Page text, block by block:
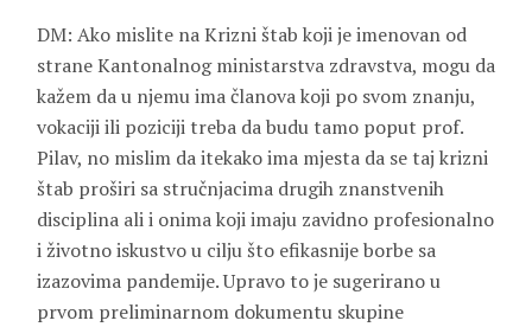
DM: Ako mislite na Krizni štab koji je imenovan od
strane Kantonalnog ministarstva zdravstva, mogu da
kažem da u njemu ima članova koji po svom znanju,
vokaciji ili poziciji treba da budu tamo poput prof.
Pilav, no mislim da itekako ima mjesta da se taj krizni
štab proširi sa stručnjacima drugih znanstvenih
disciplina ali i onima koji imaju zavidno profesionalno
i životno iskustvo u cilju što efikasnije borbe sa
izazovima pandemije. Upravo to je sugerirano u
prvom preliminarnom dokumentu skupine